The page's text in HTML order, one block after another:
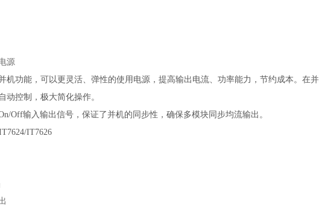
源
机功能，可以更灵活、弹性的使用电源，提高输出电流、功率能力，节约成本。在
动控制，极大简化操作。
Off输入输出信号，保证了并机的同步性，确保多模块同步均流输出。
IT7626